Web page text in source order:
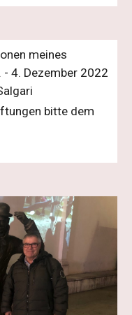
meines
4. Dezember 2022
bitte dem